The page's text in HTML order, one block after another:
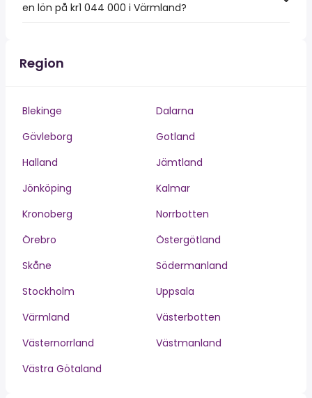
en lön på kr1 044 000 i Värmland?
Region
Blekinge
Dalarna
Gävleborg
Gotland
Halland
Jämtland
Jönköping
Kalmar
Kronoberg
Norrbotten
Örebro
Östergötland
Skåne
Södermanland
Stockholm
Uppsala
Värmland
Västerbotten
Västernorrland
Västmanland
Västra Götaland